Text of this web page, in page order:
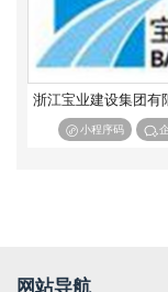
浙江宝业建设集团有
小程序码
网站导航